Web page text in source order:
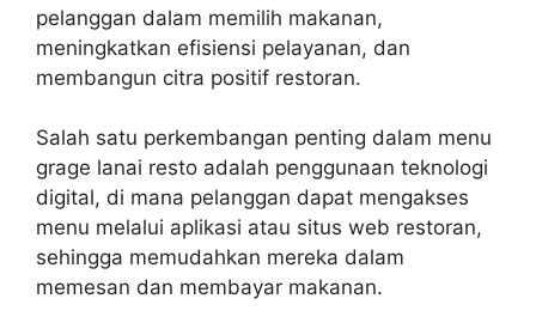
pelanggan dalam memilih makanan,
meningkatkan efisiensi pelayanan, dan
membangun citra positif restoran.
Salah satu perkembangan penting dalam menu
grage lanai resto adalah penggunaan teknologi
digital, di mana pelanggan dapat mengakses
menu melalui aplikasi atau situs web restoran,
sehingga memudahkan mereka dalam
memesan dan membayar makanan.